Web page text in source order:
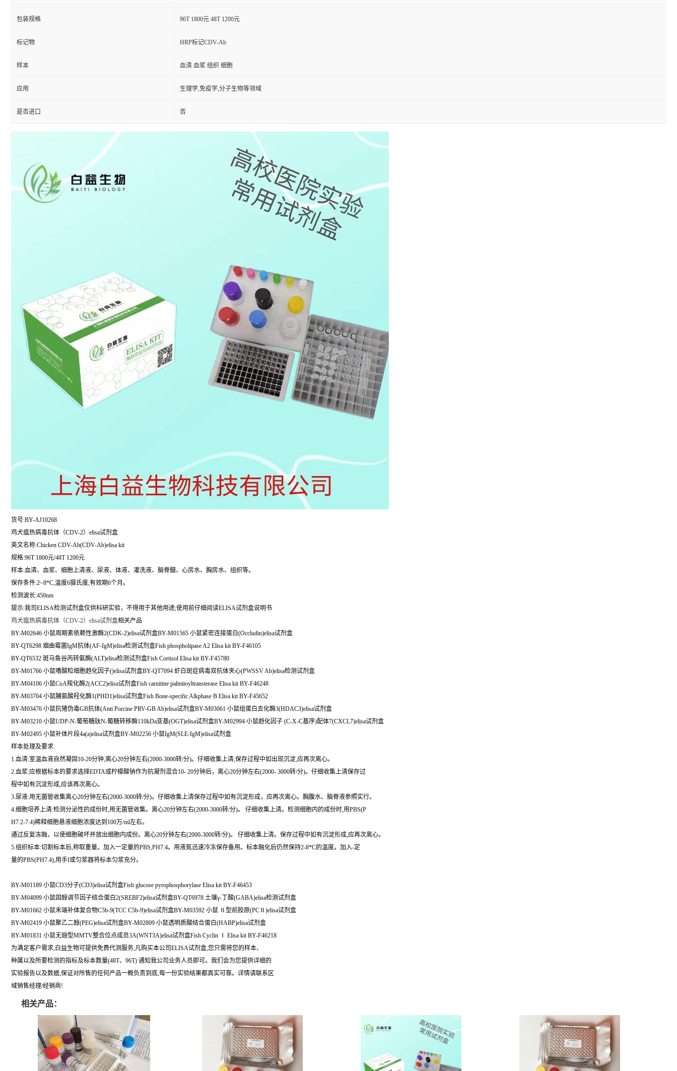
包装规格 96T 1800元 48T 1200元
标记物 HRP标记CDV-Ab
样本 血清 血浆 组织 细胞
应用 生理学,免疫学,分子生物等领域
是否进口 否
货号:BY-AJ10268
鸡犬瘟热病毒抗体（CDV-2）elisa试剂盒
英文名称:Chicken CDV-Ab(CDV-Ab)elisa kit
规格:96T 1800元/48T 1200元
样本:血清、血浆、细胞上清液、尿液、体液、灌洗液、脑脊髓、心房水、胸房水、组织等。
保存条件:2~8*C,温度6摄氏度,有效期6个月。
检测波长:450nm
提示:我司ELISA检测试剂盒仅供科研实验，不得用于其他用途;使用前仔细阅读ELISA试剂盒说明书
鸡犬瘟热病毒抗体（CDV-2）elisa试剂盒相关产品
BY-M02646 小鼠周期素依赖性激酶2(CDK-2)elisa试剂盒BY-M01565 小鼠紧密连接蛋白(Occludin)elisa试剂盒
BY-QT6298 烟曲霉菌IgM抗体(AF-IgM)elisa检测试剂盒Fish phospholipase A2 Elisa kit BY-F46105
BY-QT6532 斑马鱼谷丙转氨酶(ALT)elisa检测试剂盒Fish Cortisol Elisa kit BY-F45780
BY-M01766 小鼠嗜酸粒细胞趋化因子()elisa试剂盒BY-QT7094 虾白斑症病毒双抗体夹心(PWSSV Ab)elisa检测试剂盒
BY-M04106 小鼠CoA羧化酶2(ACC2)elisa试剂盒Fish carnitine palmitoyltransterase Elisa kit BY-F46248
BY-M03704 小鼠脯氨酸羟化酶1(PHD1)elisa试剂盒Fish Bone-specific Alkphase B Elisa kit BY-F45652
BY-M03476 小鼠抗猪伪毒GB抗体(Anti Porcine PRV-GB Ab)elisa试剂盒BY-M03061 小鼠组蛋白去化酶3(HDAC3)elisa试剂盒
BY-M03210 小鼠UDP-N-葡萄糖肽N-葡糖转移酶110kDa亚基(OGT)elisa试剂盒BY-M02994 小鼠趋化因子 (C-X-C基序)配体7(CXCL7)elisa试剂盒
BY-M02495 小鼠补体片段4a(a)elisa试剂盒BY-M02256 小鼠IgM(SLE-IgM)elisa试剂盒
样本处理及要求:
1.血清:室温血液自然凝固10-20分钟,离心20分钟左右(2000-3000转/分)。仔细收集上清,保存过程中如出现沉淀,应再次离心。
2.血浆:应根据标本的要求选择EDTA或柠檬酸钠作为抗凝剂混合10- 20分钟后，离心20分钟左右(2000- 3000转/分)。仔细收集上清保存过
程中如有沉淀形成,应该再次离心。
3.尿液:用无菌管收集离心20分钟左右(2000-3000转/分)。仔细收集上清保存过程中如有沉淀形成，应再次离心。胸腹水、脑脊液参照实行。
4.细胞培养上清:检测分泌性的成份时,用无菌管收集。离心20分钟左右(2000-3000转/分)。 仔细收集上清。检测细胞内的成份时,用PBS(P
H7.2-7.4)稀释细胞悬液细胞浓度达到100万/ml左右。
通过反复冻融，以使细胞破坏并放出细胞内成份。离心20分钟左右(2000-3000转/分)。 仔细收集上清。保存过程中如有沉淀形成,应再次离心。
5.组织标本:切割标本后,称取重量。加入一定量的PBS,PH7.4。用液氮迅速冷冻保存备用。标本融化后仍然保持2-8*C的温度。加入-定
量的PBS(PH7.4),用手I或匀浆器将标本匀浆充分。
BY-M01189 小鼠CD3分子(CD3)elisa试剂盒Fish glucose pyrophosphorylase Elisa kit BY-F46453
BY-M04099 小鼠固醇调节因子结合蛋白2(SREBF2)elisa试剂盒BY-QT6978 土壤γ-丁酸(GABA)elisa检测试剂盒
BY-M01662 小鼠末端补体复合物C5b-9(TCC C5b-9)elisa试剂盒BY-M03592 小鼠 Ⅱ型前胶原(PCⅡ)elisa试剂盒
BY-M02419 小鼠聚乙二醇(PEG)elisa试剂盒BY-M02809 小鼠透明质酸结合蛋白(HABP)elisa试剂盒
BY-M01831 小鼠无翅型MMTV整合位点成员3A(WNT3A)elisa试剂盒Fish Cyclin Ⅰ Elisa kit BY-F46218
为满足客户需求,白益生物可提供免费代测服务,凡购买本公司ELISA试剂盒,您只需将您的样本、
种属以及所要检测的指标及标本数量(48T、96T) 通知我公司业务人员即可。我们会为您提供详细的
实验报告以及数据,保证对所售的任何产品一概负责到底,每一份实验结果都真实可靠。详情请联系区
域销售经理/经销商!
相关产品：